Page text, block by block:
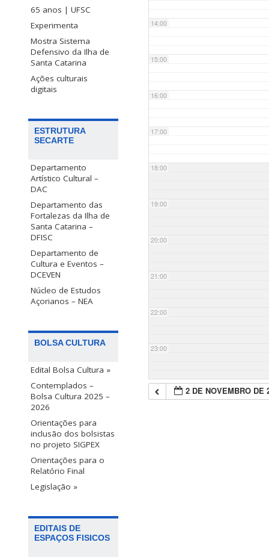
65 anos | UFSC
Experimenta
Mostra Sistema
Defensivo da Ilha de
Santa Catarina
Ações culturais
digitais
ESTRUTURA
SECARTE
Departamento
Artístico Cultural –
DAC
Departamento das
Fortalezas da Ilha de
Santa Catarina –
DFISC
Departamento de
Cultura e Eventos –
DCEVEN
Núcleo de Estudos
Açorianos – NEA
BOLSA CULTURA
Edital Bolsa Cultura »
Contemplados –
Bolsa Cultura 2025 –
2026
Orientações para
inclusão dos bolsistas
no projeto SIGPEX
Orientações para o
Relatório Final
Legislação »
EDITAIS DE
ESPAÇOS FISICOS
14:00
15:00
16:00
17:00
18:00
19:00
20:00
21:00
22:00
23:00
2 DE NOVEMBRO DE